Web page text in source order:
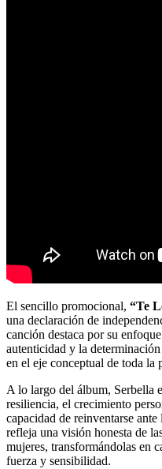
El sencillo promocional, “Te
una declaración de
canción destaca por su
autenticidad y la
en el eje conceptual de toda la
A lo largo del álbum, Serbella
resiliencia, el crecimiento
capacidad de reinventarse
refleja una visión honesta de
mujeres, transformándolas en
fuerza y sensibilidad.